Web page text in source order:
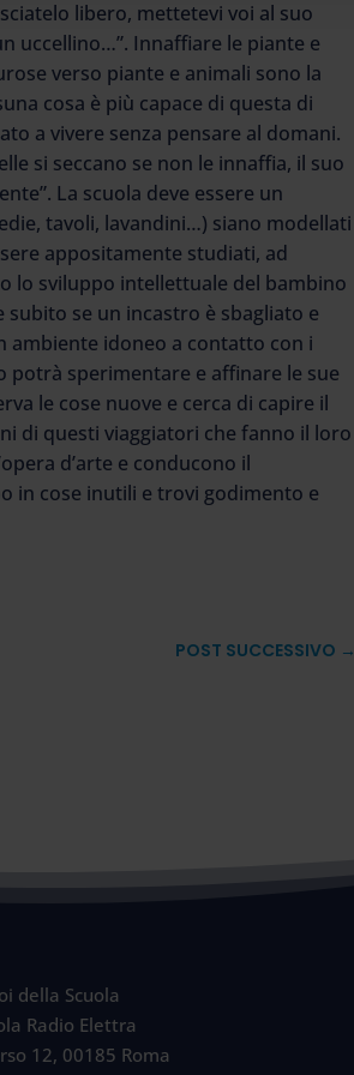
libero, mettetevi voi al suo
uccellino…”. Innaffiare le piante e
verso piante e animali sono la
cosa è più capace di questa di
a vivere senza pensare al domani.
si seccano se non le innaffia, il suo
La scuola deve essere un
tavoli, lavandini…) siano modellati
appositamente studiati, ad
lo sviluppo intellettuale del bambino
se un incastro è sbagliato e
ambiente idoneo a contatto con i
potrà sperimentare e affinare le sue
le cose nuove e cerca di capire il
di questi viaggiatori che fanno il loro
d’arte e conducono il
in cose inutili e trovi godimento e
POST SUCCESSIVO →
della Scuola
Radio Elettra
12, 00185 Roma